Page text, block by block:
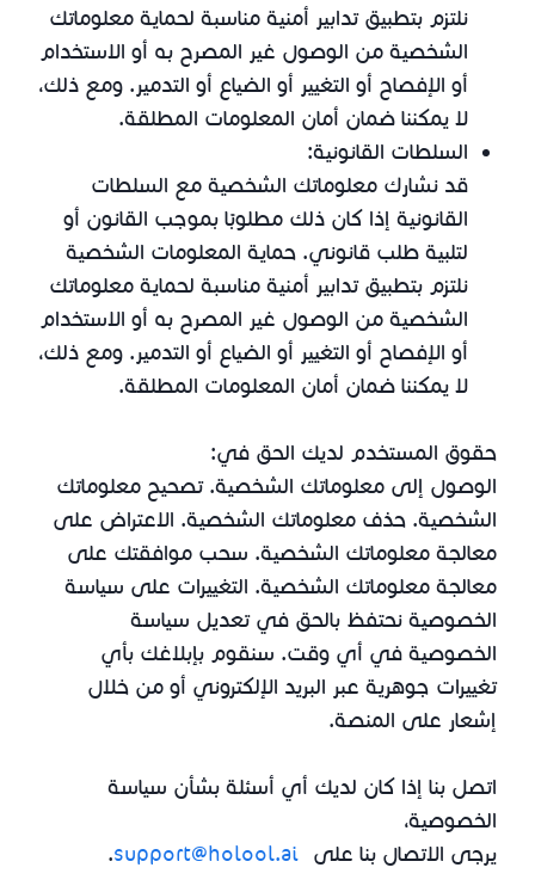
نلتزم بتطبيق تدابير أمنية مناسبة لحماية معلوماتك
الشخصية من الوصول غير المصرح به أو الاستخدام
أو الإفصاح أو التغيير أو الضياع أو التدمير. ومع ذلك،
لا يمكننا ضمان أمان المعلومات المطلقة.
السلطات القانونية:
قد نشارك معلوماتك الشخصية مع السلطات
القانونية إذا كان ذلك مطلوبًا بموجب القانون أو
لتلبية طلب قانوني. حماية المعلومات الشخصية
نلتزم بتطبيق تدابير أمنية مناسبة لحماية معلوماتك
الشخصية من الوصول غير المصرح به أو الاستخدام
أو الإفصاح أو التغيير أو الضياع أو التدمير. ومع ذلك،
لا يمكننا ضمان أمان المعلومات المطلقة.
حقوق المستخدم لديك الحق في:
الوصول إلى معلوماتك الشخصية. تصحيح معلوماتك
الشخصية. حذف معلوماتك الشخصية. الاعتراض على
معالجة معلوماتك الشخصية. سحب موافقتك على
معالجة معلوماتك الشخصية. التغييرات على سياسة
الخصوصية نحتفظ بالحق في تعديل سياسة
الخصوصية في أي وقت. سنقوم بإبلاغك بأي
تغييرات جوهرية عبر البريد الإلكتروني أو من خلال
إشعار على المنصة.
اتصل بنا إذا كان لديك أي أسئلة بشأن سياسة
الخصوصية،
يرجى الاتصال بنا على support@holool.ai
.